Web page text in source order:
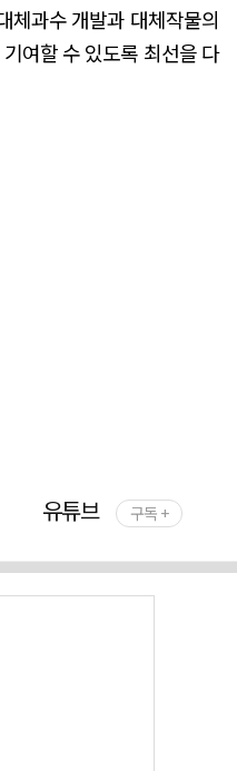
체과수 개발과 대체작물의
여할 수 있도록 최선을 다
유튜브 구독 +